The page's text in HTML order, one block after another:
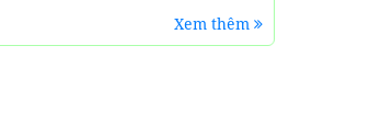
Xem thêm